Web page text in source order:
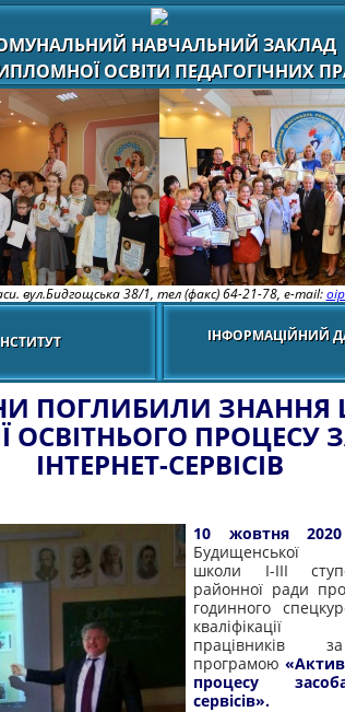
НАВЧАЛЬНИЙ ЗАКЛАД
ОСВІТИ ПЕДАГОГІЧНИХ
вул.Бидгощська 38/1, тел (факс) 64-21-78, e-mail:
ІНФОРМАЦІЙНИЙ
ПОГЛИБИЛИ
ОСВІТНЬОГО ПРОЦЕСУ
ІНТЕРНЕТ-СЕРВІСІВ
10 жовтня
Будищенської
школи І-ІІІ
районної ради
годинного
кваліфікації
працівників
програмою
процесу
сервісів».